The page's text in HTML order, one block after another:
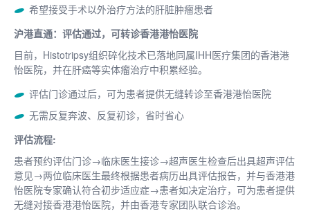
希望接受手术以外治疗方法的肝脏肿瘤患者
沪港直通：评估通过，可转诊香港港怡医院
目前，Histotripsy组织碎化技术已落地同属IHH医疗集团的香港港
怡医院，并在肝癌等实体瘤治疗中积累经验。
评估门诊通过后，可为患者提供无缝转诊至香港港怡医院
无需反复奔波、反复初诊，省时省心
评估流程:
患者预约评估门诊→临床医生接诊→超声医生检查后出具超声评估
意见→两位临床医生最终根据患者病历出具评估报告，并与香港港
怡医院专家确认符合初步适应症→患者如决定治疗，可为患者提供
无缝对接香港港怡医院，并由香港专家团队联合诊治。